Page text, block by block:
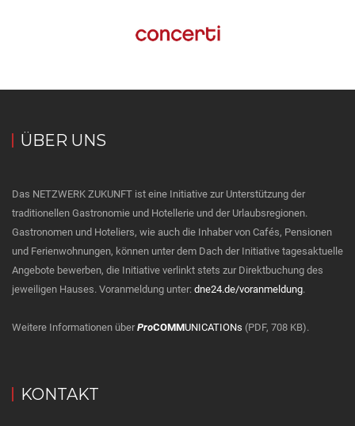
ÜBER UNS
Das NETZWERK ZUKUNFT ist eine Initiative zur Unterstützung der
traditionellen Gastronomie und Hotellerie und der Urlaubsregionen.
Gastronomen und Hoteliers, wie auch die Inhaber von Cafés, Pensionen
und Ferienwohnungen, können unter dem Dach der Initiative tagesaktuelle
Angebote bewerben, die Initiative verlinkt stets zur Direktbuchung des
jeweiligen Hauses. Voranmeldung unter: dne24.de/voranmeldung.
Weitere Informationen überProCOMMUNICATIONs (PDF, 708 KB).
KONTAKT